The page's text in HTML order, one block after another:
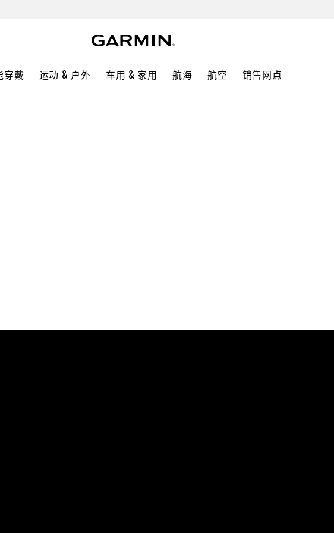
穿戴 运动 & 户外 车用 & 家用 航海 航空 销售网点